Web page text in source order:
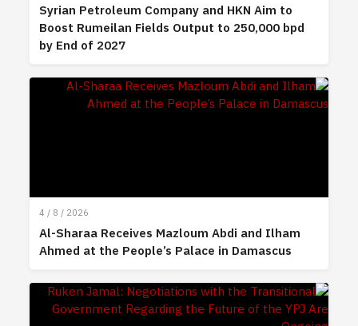
Syrian Petroleum Company and HKN Aim to
Boost Rumeilan Fields Output to 250,000 bpd
by End of 2027
4 / 8 / 2026
Al-Sharaa Receives Mazloum Abdi and Ilham
Ahmed at the People’s Palace in Damascus